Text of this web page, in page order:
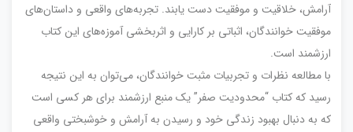
آرامش، خلاقیت و موفقیت دست یابند. تجربه‌های واقعی و داستان‌های
موفقیت خوانندگان، اثباتی بر کارایی و اثربخشی آموزه‌های این کتاب
ارزشمند است.
با مطالعه نظرات و تجربیات مثبت خوانندگان، می‌توان به این نتیجه
رسید که کتاب “محدودیت صفر” یک منبع ارزشمند برای هر کسی است
که به دنبال بهبود زندگی خود و رسیدن به آرامش و خوشبختی واقعی